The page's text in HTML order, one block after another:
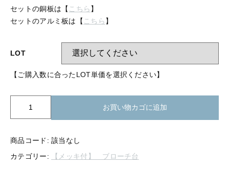
セットの銅板は【 こちら 】
セットのアルミ板は【 こちら 】
LOT
【ご購入数に合ったLOT単価を選択ください】
ロ
チ
お買い物カゴに追加
商品コード:該当なし
カテゴリー:
【メッキ付】 ブローチ台
【留め金具】 マスク用クリップ
【留め金具】 ネクタイピン
【留め金具】 タイタック
【留め金具】 ループタイ金具
【留め金具】 指輪
【留め金具】 蝶タック